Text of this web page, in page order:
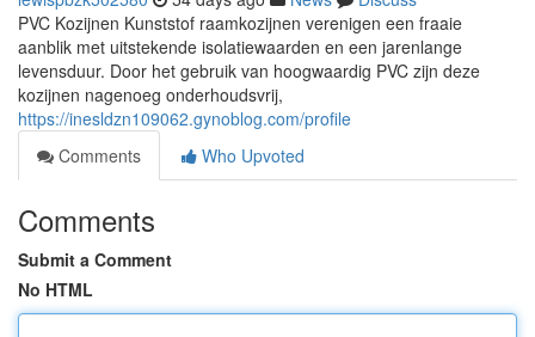
PVC Kozijnen Kunststof raamkozijnen verenigen een fraaie
aanblik met uitstekende isolatiewaarden en een jarenlange
levensduur. Door het gebruik van hoogwaardig PVC zijn deze
kozijnen nagenoeg onderhoudsvrij,
https://inesldzn109062.gynoblog.com/profile
Comments
Who Upvoted
Comments
Submit a Comment
No HTML